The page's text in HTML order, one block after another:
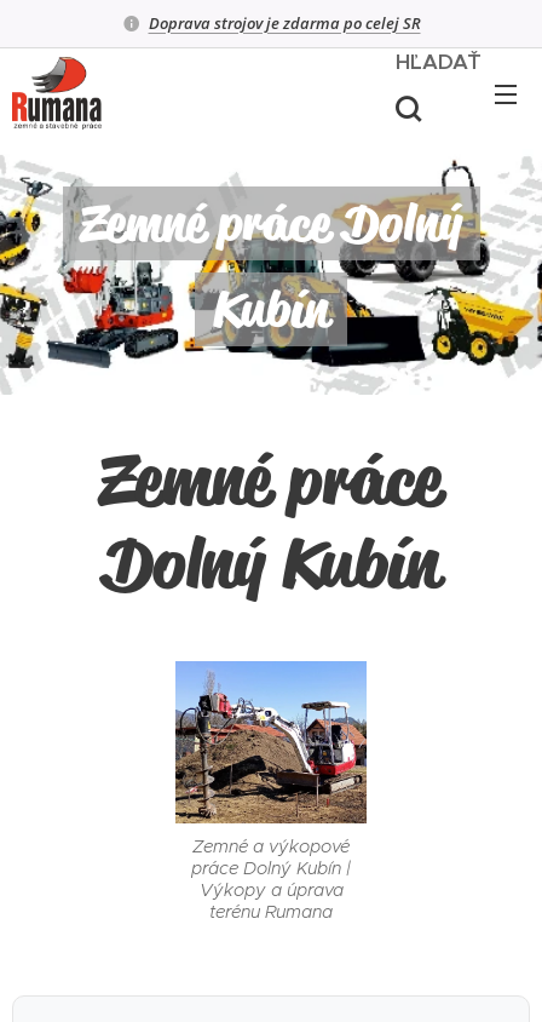
Doprava strojov je zdarma po celej SR
HĽADAŤ
Zemné práce Dolný
Kubín
Zemné práce
Dolný Kubín
Zemné a výkopové
práce Dolný Kubín |
Výkopy a úprava
terénu Rumana